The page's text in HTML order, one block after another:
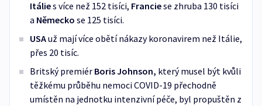
Itálies více než 152 tisíci, Franciese zhruba 130 tisíci
a Německo se 125 tisíci.
USAuž mají více obětí nákazy koronavirem než Itálie,
přes 20 tisíc.
Britský premiér Boris Johnson, který musel být kvůli
těžkému průběhu nemoci COVID-19 přechodně
umístěn na jednotku intenzivní péče, byl propuštěn z